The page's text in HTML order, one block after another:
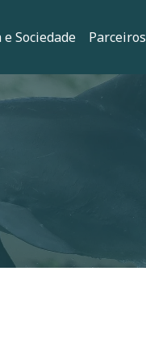
e Sociedade Parceiros